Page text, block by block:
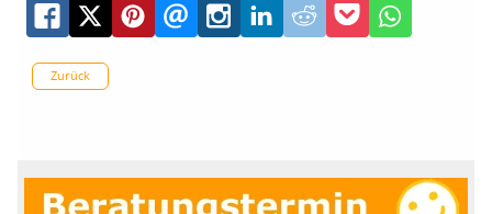
Zurück